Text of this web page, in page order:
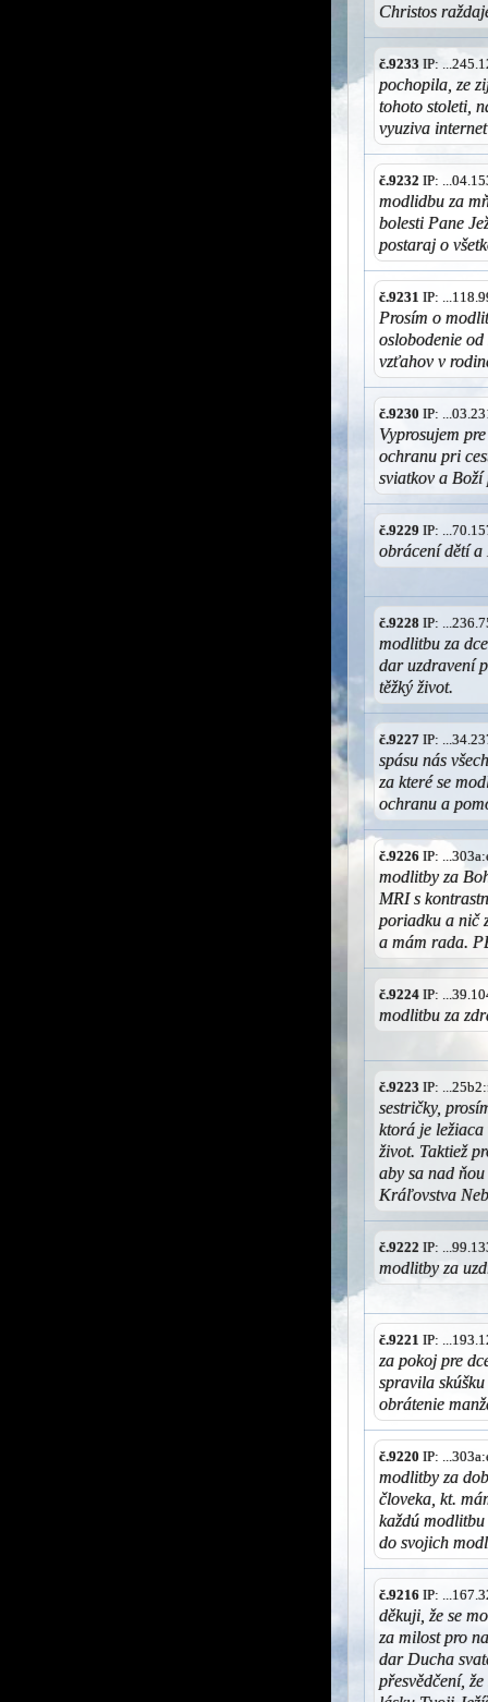
Christos
č.9233 IP:
pochopila, ze
tohoto stoleti,
vyuziva
č.9232 IP:
modlidbu za
bolesti Pane
postaraj o
č.9231 IP:
Prosím o
oslobodenie
vzťahov v
č.9230 IP:
Vyprosujem
ochranu pri
sviatkov a
č.9229 IP:
obrácení dětí
č.9228 IP:
modlitbu za
dar uzdravení
těžký život.
č.9227 IP:
spásu nás
za které se
ochranu a
č.9226 IP:
modlitby za
MRI s
poriadku a nič
a mám rada.
č.9224 IP:
modlitbu za
č.9223 IP:
sestričky,
ktorá je
život. Taktiež
aby sa nad
Kráľovstva
č.9222 IP:
modlitby za
č.9221 IP:
za pokoj pre
spravila
obrátenie
č.9220 IP:
modlitby za
človeka, kt.
každú
do svojich
č.9216 IP:
děkuji, že se
za milost pro
dar Ducha
přesvědčení,